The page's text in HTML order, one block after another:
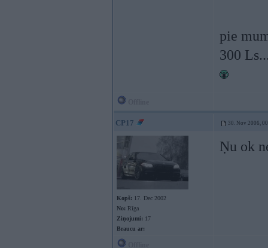
pie
300
CP17 30. Nov 2006,
Kopš: 17. Dec 2002
No: Rīga
Ziņojumi: 17
Braucu ar:
Ņu ok